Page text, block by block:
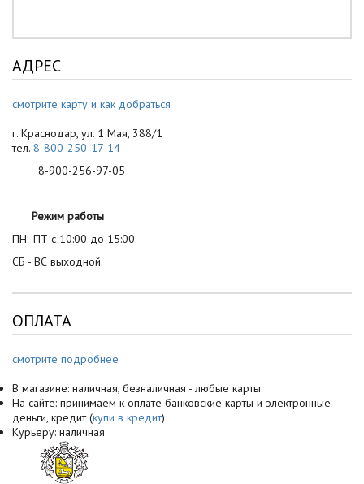
АДРЕС
смотрите карту и как добраться
г. Краснодар, ул. 1 Мая, 388/1
тел. 8-800-250-17-14
8-900-256-97-05
Режим работы
ПН -ПТ с 10:00 до 15:00
СБ - ВС выходной.
ОПЛАТА
смотрите подробнее
В магазине: наличная, безналичная - любые карты
На сайте: принимаем к оплате банковские карты и электронные
деньги, кредит (купи в кредит)
Курьеру: наличная